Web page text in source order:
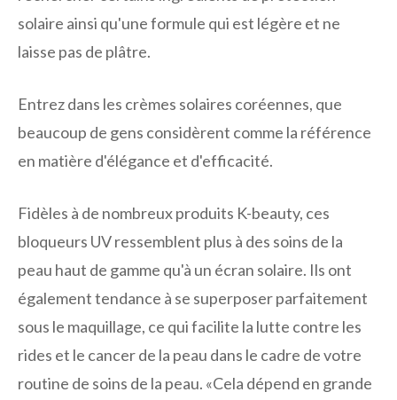
solaire ainsi qu'une formule qui est légère et ne
laisse pas de plâtre.
Entrez dans les crèmes solaires coréennes, que
beaucoup de gens considèrent comme la référence
en matière d'élégance et d'efficacité.
Fidèles à de nombreux produits K-beauty, ces
bloqueurs UV ressemblent plus à des soins de la
peau haut de gamme qu'à un écran solaire. Ils ont
également tendance à se superposer parfaitement
sous le maquillage, ce qui facilite la lutte contre les
rides et le cancer de la peau dans le cadre de votre
routine de soins de la peau. «Cela dépend en grande